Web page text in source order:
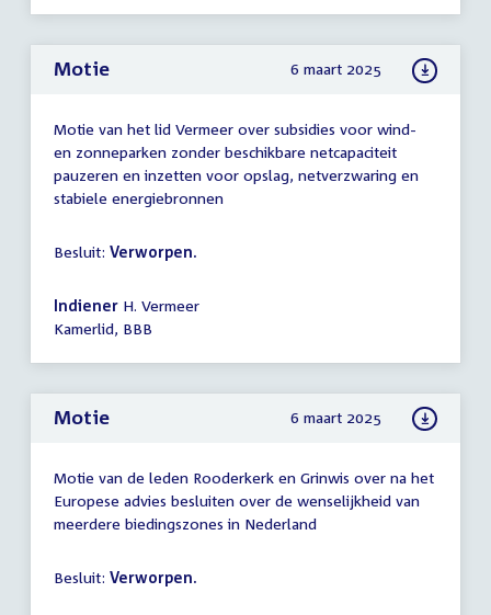
Motie 6 maart 2025
Motie van het lid Vermeer over subsidies voor wind-
en zonneparken zonder beschikbare netcapaciteit
pauzeren en inzetten voor opslag, netverzwaring en
stabiele energiebronnen
Besluit: Verworpen.
Indiener H. Vermeer
Kamerlid, BBB
Motie 6 maart 2025
Motie van de leden Rooderkerk en Grinwis over na het
Europese advies besluiten over de wenselijkheid van
meerdere biedingszones in Nederland
Besluit: Verworpen.